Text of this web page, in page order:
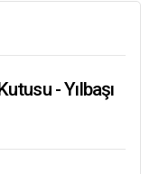
- Yılbaşı